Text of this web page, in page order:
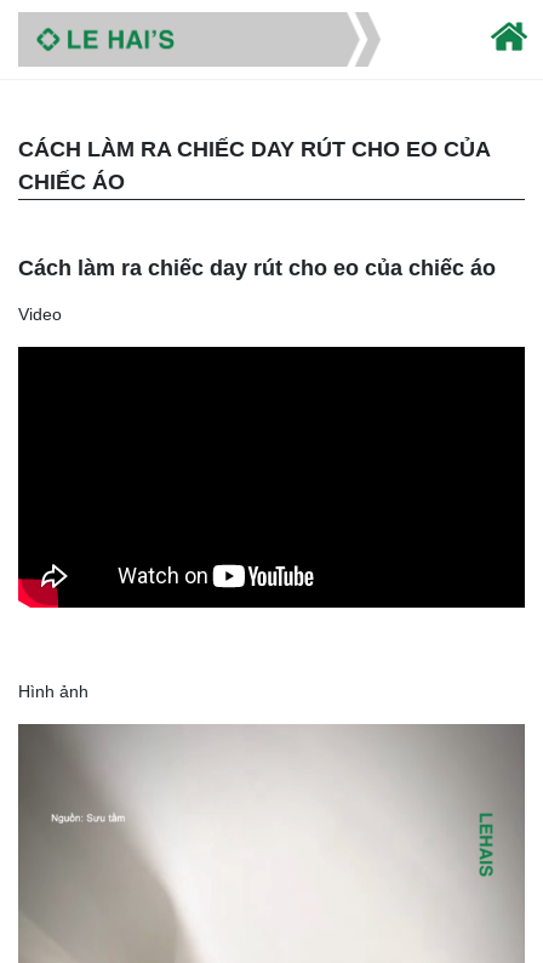
CÁCH LÀM RA CHIẾC DAY RÚT CHO EO CỦA
CHIẾC ÁO
Cách làm ra chiếc day rút cho eo của chiếc áo
Video
Hình ảnh